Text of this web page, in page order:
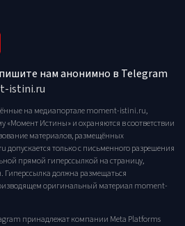
нам анонимно в Telegram
istini.ru
на медиапортале moment-istini.ru,
«Момент Истины» и охраняются в соответствии
материалов, размещённых
только с письменного разрешения
прямой гиперссылкой на страницу,
Гиперссылка должна размещаться
оригинальный материал moment-
принадлежат компании Meta Platforms